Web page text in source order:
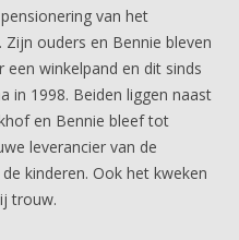
van het
ouders en Bennie bleven
winkelpand en dit sinds
in 1998. Beiden liggen naast
en Bennie bleef tot
leverancier van de
kinderen. Ook het kweken
trouw.